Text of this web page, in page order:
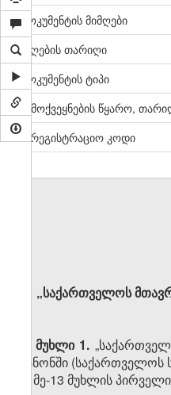
დოკუმენტის მიმღები
მიღების თარიღი
დოკუმენტის ტიპი
გამოქვეყნების წყარო,
სარეგისტრაციო კოდი
„საქართველოს
მუხლი 1.
კანონში
1. მე-13 მუხლის